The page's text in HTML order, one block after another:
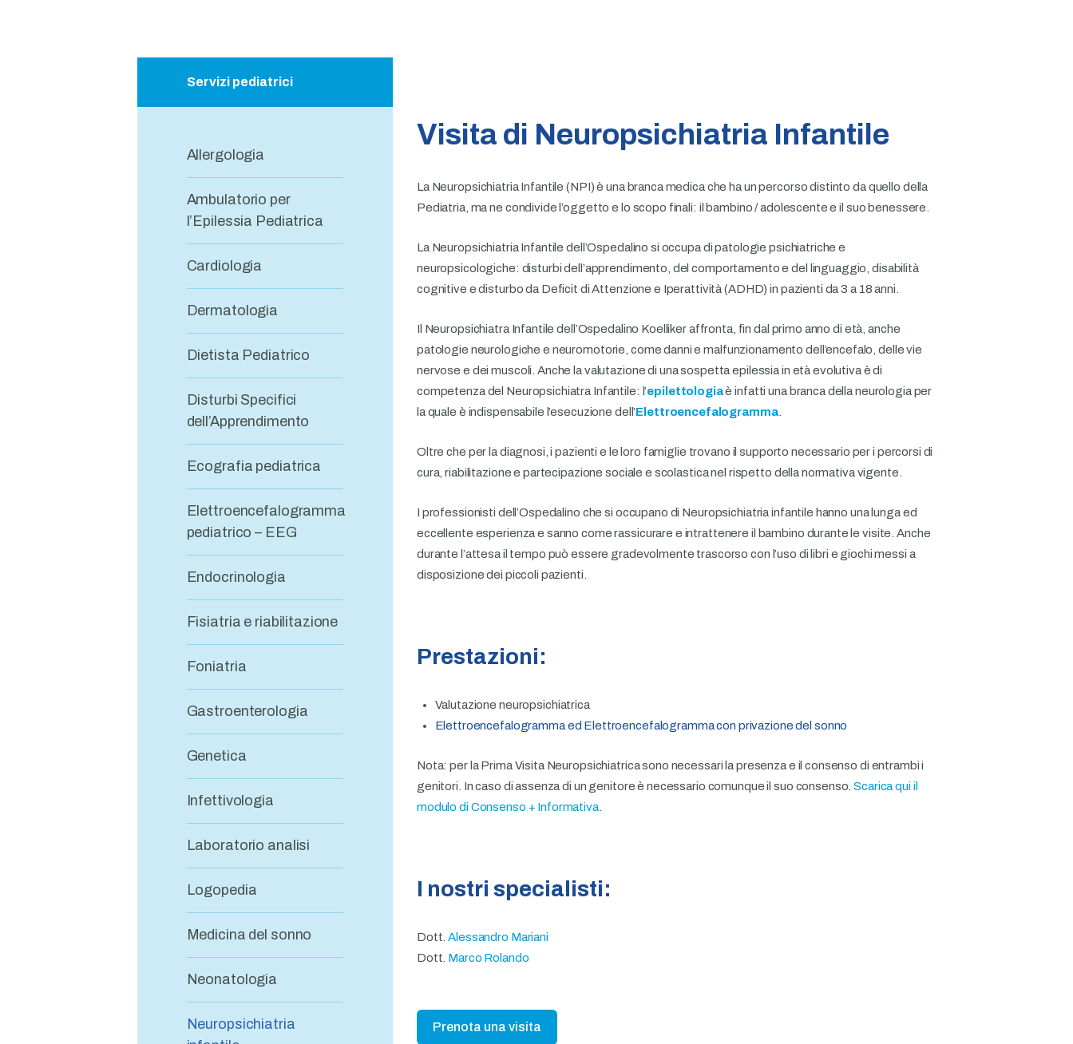
Visita di Neuropsichiatria Infantile
La Neuropsichiatria Infantile (NPI) è una branca medica che ha un percorso distinto da quello della
Pediatria, ma ne condivide l’oggetto e lo scopo finali: il bambino / adolescente e il suo benessere.
La Neuropsichiatria Infantile dell’Ospedalino si occupa di patologie psichiatriche e
neuropsicologiche: disturbi dell’apprendimento, del comportamento e del linguaggio, disabilità
cognitive e disturbo da Deficit di Attenzione e Iperattività (ADHD) in pazienti da 3 a 18 anni.
Il Neuropsichiatra Infantile dell’Ospedalino Koelliker affronta, fin dal primo anno di età, anche
patologie neurologiche e neuromotorie, come danni e malfunzionamento dell’encefalo, delle vie
nervose e dei muscoli. Anche la valutazione di una sospetta epilessia in età evolutiva è di
competenza del Neuropsichiatra Infantile: l’epilettologiaè infatti una branca della neurologia per
la quale è indispensabile l’esecuzione dell’Elettroencefalogramma.
Oltre che per la diagnosi, i pazienti e le loro famiglie trovano il supporto necessario per i percorsi di
cura, riabilitazione e partecipazione sociale e scolastica nel rispetto della normativa vigente.
I professionisti dell’Ospedalino che si occupano di Neuropsichiatria infantile hanno una lunga ed
eccellente esperienza e sanno come rassicurare e intrattenere il bambino durante le visite. Anche
durante l’attesa il tempo può essere gradevolmente trascorso con l’uso di libri e giochi messi a
disposizione dei piccoli pazienti.
Prestazioni:
Valutazione neuropsichiatrica
Elettroencefalogramma ed Elettroencefalogramma con privazione del sonno
Nota: per la Prima Visita Neuropsichiatrica sono necessari la presenza e il consenso di entrambi i
genitori. In caso di assenza di un genitore è necessario comunque il suo consenso.Scarica qui il
modulo di Consenso + Informativa.
I nostri specialisti:
Dott.Alessandro Mariani
Dott. Marco Rolando
Prenota una visita
Servizi pediatrici
Allergologia
Ambulatorio per
l’Epilessia Pediatrica
Cardiologia
Dermatologia
Dietista Pediatrico
Disturbi Specifici
dell’Apprendimento
Ecografia pediatrica
Elettroencefalogramma
pediatrico – EEG
Endocrinologia
Fisiatria e riabilitazione
Foniatria
Gastroenterologia
Genetica
Infettivologia
Laboratorio analisi
Logopedia
Medicina del sonno
Neonatologia
Neuropsichiatria